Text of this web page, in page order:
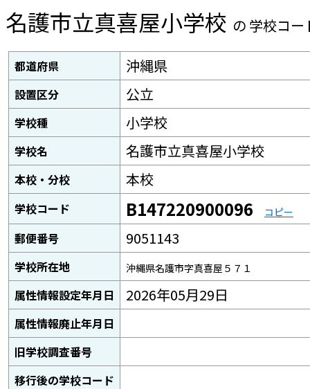
名護市立真喜屋小学校 の 学校コー
都道府県 沖縄県
設置区分 公立
学校種 小学校
学校名 名護市立真喜屋小学校
本校・分校 本校
学校コード B147220900096 コピー
郵便番号 9051143
学校所在地 沖縄県名護市字真喜屋５７１
属性情報設定年月日 2026年05月29日
属性情報廃止年月日
旧学校調査番号
移行後の学校コード